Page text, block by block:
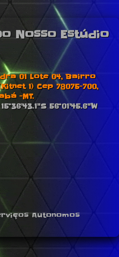
Nosso Estúdio
01 Lote 04, Bairro
1) Cep 78075-700,
-MT.
56°01'45.6"W
Autonomos